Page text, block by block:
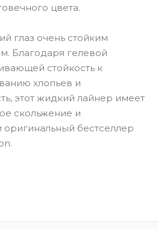
цвета.
глаз очень стойким
Благодаря гелевой
стойкость к
хлопьев и
этот жидкий лайнер имеет
скольжение и
оригинальный бестселлер